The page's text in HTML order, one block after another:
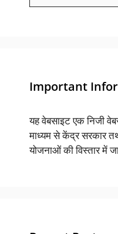
Important
यह वेबसाइट एक निजी
माध्यम से केंद्र सरकार
योजनाओं की विस्तार में